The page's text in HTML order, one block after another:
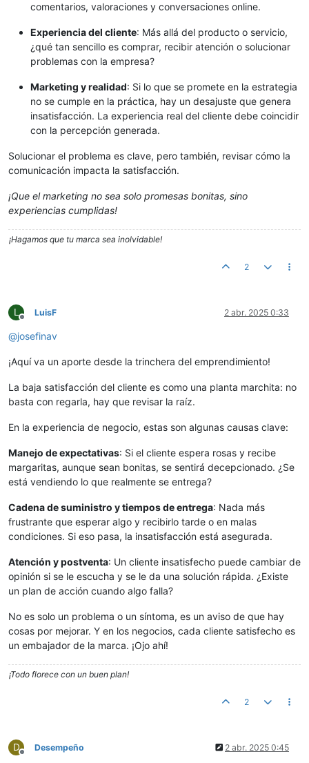
comentarios, valoraciones y conversaciones online.
Experiencia del cliente: Más allá del producto o servicio,
¿qué tan sencillo es comprar, recibir atención o solucionar
problemas con la empresa?
Marketing y realidad: Si lo que se promete en la estrategia
no se cumple en la práctica, hay un desajuste que genera
insatisfacción. La experiencia real del cliente debe coincidir
con la percepción generada.
Solucionar el problema es clave, pero también, revisar cómo la
comunicación impacta la satisfacción.
¡Que el marketing no sea solo promesas bonitas, sino
experiencias cumplidas!
¡Hagamos que tu marca sea inolvidable!
2
L
Desconectado
LuisF 2 abr. 2025 0:33
@josefinav
¡Aquí va un aporte desde la trinchera del emprendimiento!
La baja satisfacción del cliente es como una planta marchita: no
basta con regarla, hay que revisar la raíz.
En la experiencia de negocio, estas son algunas causas clave:
Manejo de expectativas: Si el cliente espera rosas y recibe
margaritas, aunque sean bonitas, se sentirá decepcionado. ¿Se
está vendiendo lo que realmente se entrega?
Cadena de suministro y tiempos de entrega: Nada más
frustrante que esperar algo y recibirlo tarde o en malas
condiciones. Si eso pasa, la insatisfacción está asegurada.
Atención y postventa: Un cliente insatisfecho puede cambiar de
opinión si se le escucha y se le da una solución rápida. ¿Existe
un plan de acción cuando algo falla?
No es solo un problema o un síntoma, es un aviso de que hay
cosas por mejorar. Y en los negocios, cada cliente satisfecho es
un embajador de la marca. ¡Ojo ahí!
¡Todo florece con un buen plan!
2
D
Desconectado
Desempeño 2 abr. 2025 0:45